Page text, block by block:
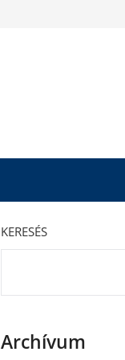
KERESÉS
Archívum